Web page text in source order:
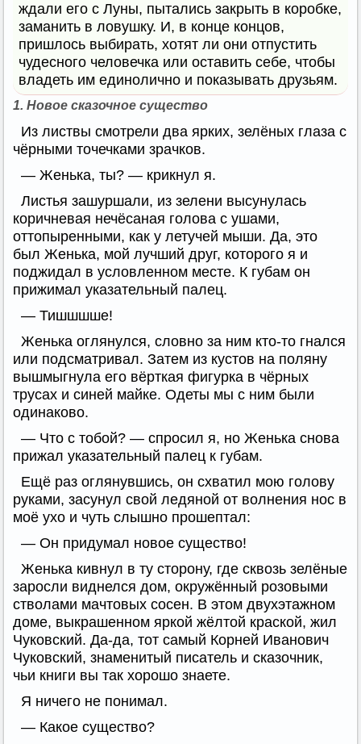
ждали его с Луны, пытались закрыть в коробке,
заманить в ловушку. И, в конце концов,
пришлось выбирать, хотят ли они отпустить
чудесного человечка или оставить себе, чтобы
владеть им единолично и показывать друзьям.
1. Новое сказочное существо
Из листвы смотрели два ярких, зелёных глаза с
чёрными точечками зрачков.
— Женька, ты? — крикнул я.
Листья зашуршали, из зелени высунулась
коричневая нечёсаная голова с ушами,
оттопыренными, как у летучей мыши. Да, это
был Женька, мой лучший друг, которого я и
поджидал в условленном месте. К губам он
прижимал указательный палец.
— Тишшшше!
Женька оглянулся, словно за ним кто-то гнался
или подсматривал. Затем из кустов на поляну
вышмыгнула его вёрткая фигурка в чёрных
трусах и синей майке. Одеты мы с ним были
одинаково.
— Что с тобой? — спросил я, но Женька снова
прижал указательный палец к губам.
Ещё раз оглянувшись, он схватил мою голову
руками, засунул свой ледяной от волнения нос в
моё ухо и чуть слышно прошептал:
— Он придумал новое существо!
Женька кивнул в ту сторону, где сквозь зелёные
заросли виднелся дом, окружённый розовыми
стволами мачтовых сосен. В этом двухэтажном
доме, выкрашенном яркой жёлтой краской, жил
Чуковский. Да-да, тот самый Корней Иванович
Чуковский, знаменитый писатель и сказочник,
чьи книги вы так хорошо знаете.
Я ничего не понимал.
— Какое существо?